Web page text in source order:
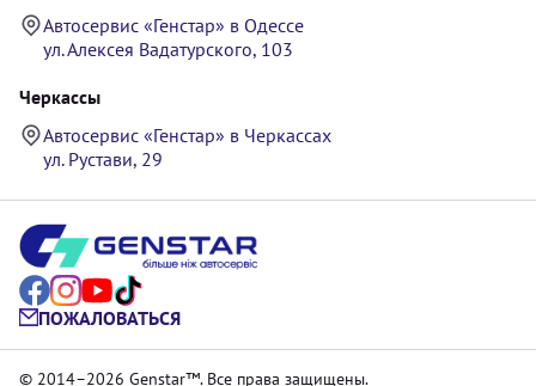
Автосервис «Генстар» в Одессе
ул. Алексея Вадатурского, 103
Черкассы
Автосервис «Генстар» в Черкассах
ул. Рустави, 29
ПОЖАЛОВАТЬСЯ
© 2014–2026 Genstar™. Все права защищены.